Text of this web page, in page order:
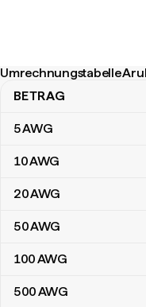
Umrechnungstabelle
Umrechnungstabelle
BETRAG
5AWG
10AWG
20AWG
50AWG
100AWG
500AWG